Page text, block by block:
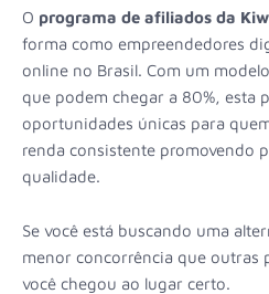
O programa de afiliados da
forma como empreendedores
online no Brasil. Com um
que podem chegar a 80%, esta
oportunidades únicas para
renda consistente promovendo
qualidade.
Se você está buscando uma
menor concorrência que outras
você chegou ao lugar certo.